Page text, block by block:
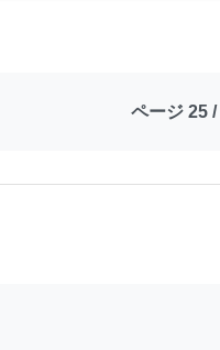
ページ 25